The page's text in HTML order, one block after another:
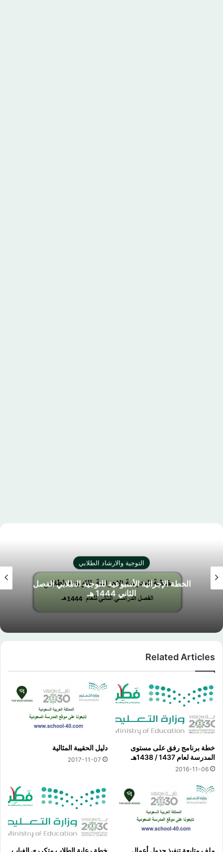
التوجية والارشاد الطلابي
الخطة الإجرائية الأسبوعية للتوجيه الطلابي الفصل
الثاني 1444 هـ
Related Articles
خطة برنامج رفق على مستوى
المدرسة لعام 1437 / 1438هـ
2016-11-06
دليل الحقيبة المثالية
2017-11-07
ملف متابعة تنفيذ جدول أعمال خطة رعاية الطلاب متكرري الغياب